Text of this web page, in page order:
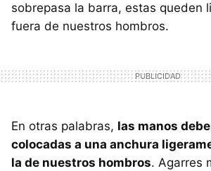
sobrepasa la barra, estas queden
fuera de nuestros hombros.
En otras palabras, las manos
colocadas a una anchura
la de nuestros hombros. Agarres